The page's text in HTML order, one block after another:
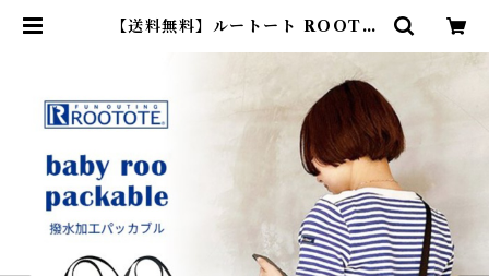
【送料無料】ルートート ROOTO
加工 はっ水 犬お散歩バッグ お散歩
ショルダーバッグ 雨の日 ショルダ
ー おしゃれ シンプル レディース メ
ンズ ユニセックス ブラック グレー
コーラル クリーム グリーン | Dea
rKM ❤︎フレンチブルドック孔明